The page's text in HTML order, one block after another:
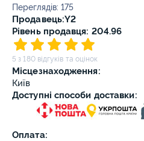
Переглядів: 175
Продавець:Y2
Рівень продавця: 204.96
5 з 180 відгуків та оцінок
Місцезнаходження:
Київ
Доступні способи доставки:
Оплата: